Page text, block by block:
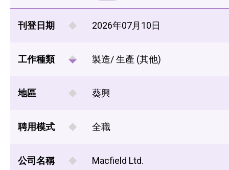
刊登日期 2026年07月10日
工作種類 製造/ 生產 (其他)
地區 葵興
聘用模式 全職
公司名稱 Macfield Ltd.